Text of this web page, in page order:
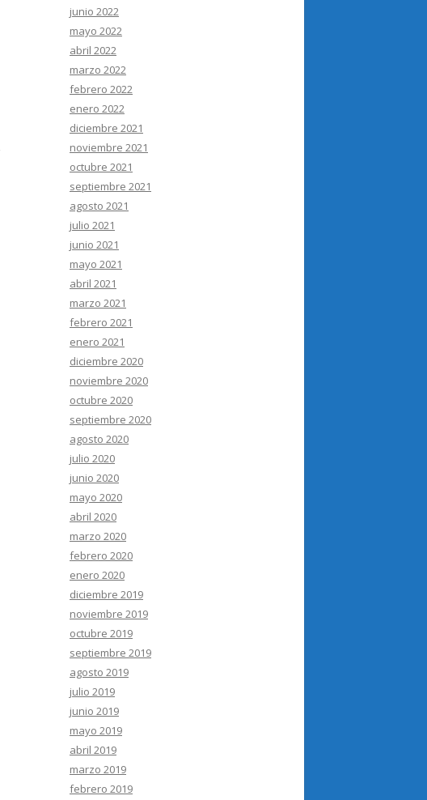
junio 2022
mayo 2022
abril 2022
marzo 2022
febrero 2022
enero 2022
diciembre 2021
noviembre 2021
octubre 2021
septiembre 2021
agosto 2021
julio 2021
junio 2021
mayo 2021
abril 2021
marzo 2021
febrero 2021
enero 2021
diciembre 2020
noviembre 2020
octubre 2020
septiembre 2020
agosto 2020
julio 2020
junio 2020
mayo 2020
abril 2020
marzo 2020
febrero 2020
enero 2020
diciembre 2019
noviembre 2019
octubre 2019
septiembre 2019
agosto 2019
julio 2019
junio 2019
mayo 2019
abril 2019
marzo 2019
febrero 2019